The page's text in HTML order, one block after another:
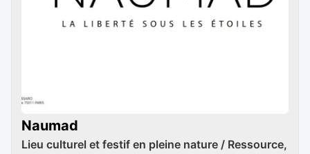
Naumad
Lieu culturel et festif en pleine nature / Ressource,